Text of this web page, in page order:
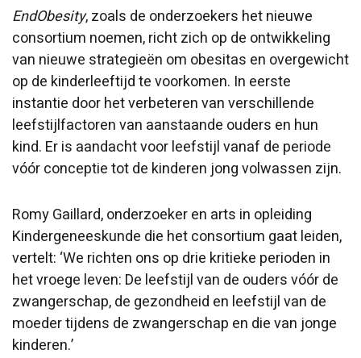
EndObesity, zoals de onderzoekers het nieuwe
consortium noemen, richt zich op de ontwikkeling
van nieuwe strategieën om obesitas en overgewicht
op de kinderleeftijd te voorkomen. In eerste
instantie door het verbeteren van verschillende
leefstijlfactoren van aanstaande ouders en hun
kind. Er is aandacht voor leefstijl vanaf de periode
vóór conceptie tot de kinderen jong volwassen zijn.
Romy Gaillard, onderzoeker en arts in opleiding
Kindergeneeskunde die het consortium gaat leiden,
vertelt: ‘We richten ons op drie kritieke perioden in
het vroege leven: De leefstijl van de ouders vóór de
zwangerschap, de gezondheid en leefstijl van de
moeder tijdens de zwangerschap en die van jonge
kinderen.’